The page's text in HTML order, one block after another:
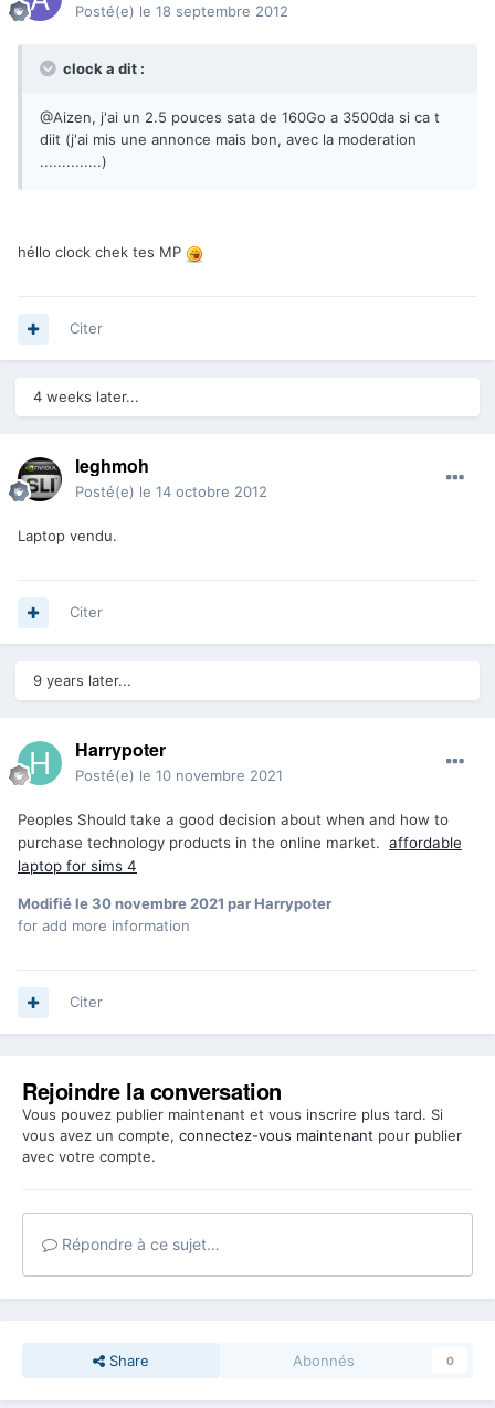
Posté(e) le 18 septembre 2012
clock a dit :
@Aizen, j'ai un 2.5 pouces sata de 160Go a 3500da si ca t
diit (j'ai mis une annonce mais bon, avec la moderation
..............)
héllo clock chek tes MP
Citer
4 weeks later...
leghmoh
Posté(e) le 14 octobre 2012
Laptop vendu.
Citer
9 years later...
Harrypoter
Posté(e) le 10 novembre 2021
Peoples Should take a good decision about when and how to
purchase technology products in the online market. affordable
laptop for sims 4
Modifiéle 30 novembre 2021 par Harrypoter
for add more information
Citer
Rejoindre la conversation
Vous pouvez publier maintenant et vous inscrire plus tard. Si
vous avez un compte, connectez-vous maintenant pour publier
avec votre compte.
Répondre à ce sujet…
Share Abonnés 0